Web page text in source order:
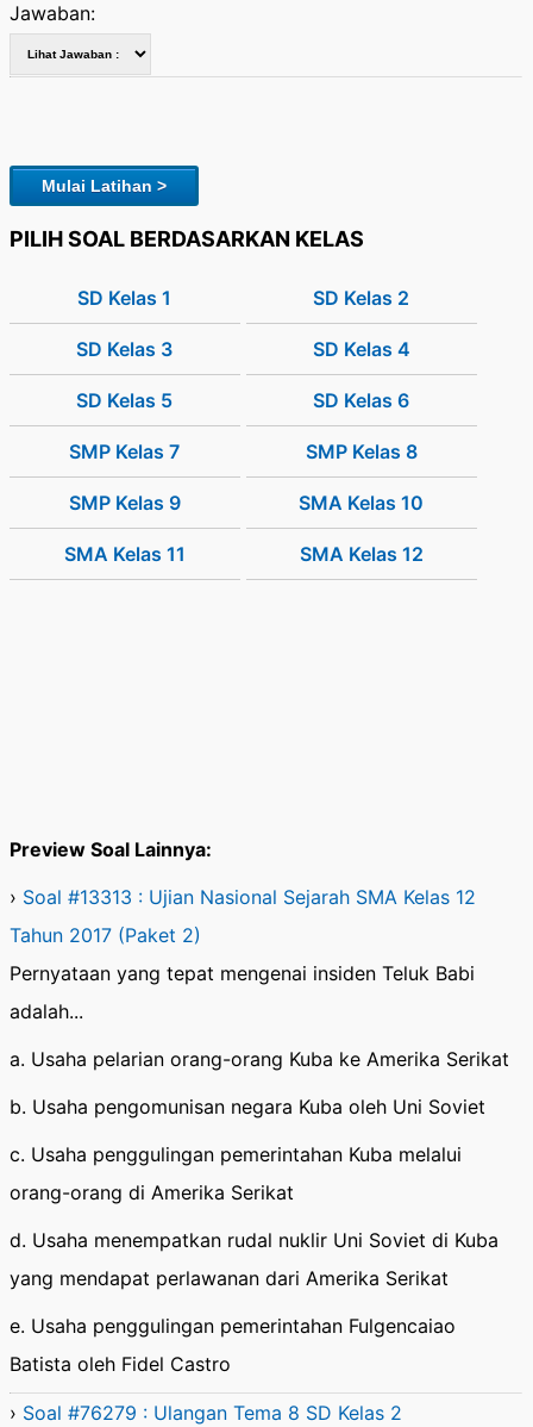
Jawaban:
Mulai Latihan >
PILIH SOAL BERDASARKAN KELAS
SD Kelas 1 SD Kelas 2
SD Kelas 3 SD Kelas 4
SD Kelas 5 SD Kelas 6
SMP Kelas 7 SMP Kelas 8
SMP Kelas 9 SMA Kelas 10
SMA Kelas 11 SMA Kelas 12
Preview Soal Lainnya:
› Soal #13313 : Ujian Nasional Sejarah SMA Kelas 12
Tahun 2017 (Paket 2)
Pernyataan yang tepat mengenai insiden Teluk Babi
adalah...
a. Usaha pelarian orang-orang Kuba ke Amerika Serikat
b. Usaha pengomunisan negara Kuba oleh Uni Soviet
c. Usaha penggulingan pemerintahan Kuba melalui
orang-orang di Amerika Serikat
d. Usaha menempatkan rudal nuklir Uni Soviet di Kuba
yang mendapat perlawanan dari Amerika Serikat
e. Usaha penggulingan pemerintahan Fulgencaiao
Batista oleh Fidel Castro
› Soal #76279 : Ulangan Tema 8 SD Kelas 2